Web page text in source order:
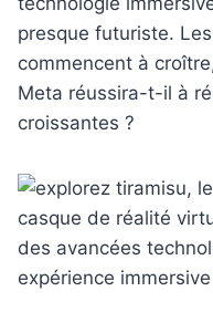
presque futuriste.
commencent à
Meta réussira-t-il à
croissantes ?